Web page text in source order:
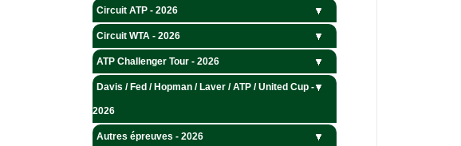
Circuit ATP - 2026
Circuit WTA - 2026
ATP Challenger Tour - 2026
Davis / Fed / Hopman / Laver / ATP / United Cup -
2026
Autres épreuves - 2026